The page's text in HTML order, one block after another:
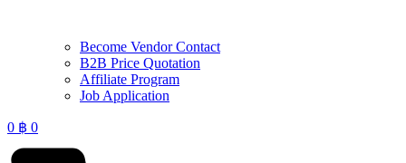
Become Vendor Contact
B2B Price Quotation
Affiliate Program
Job Application
0 ฿ 0